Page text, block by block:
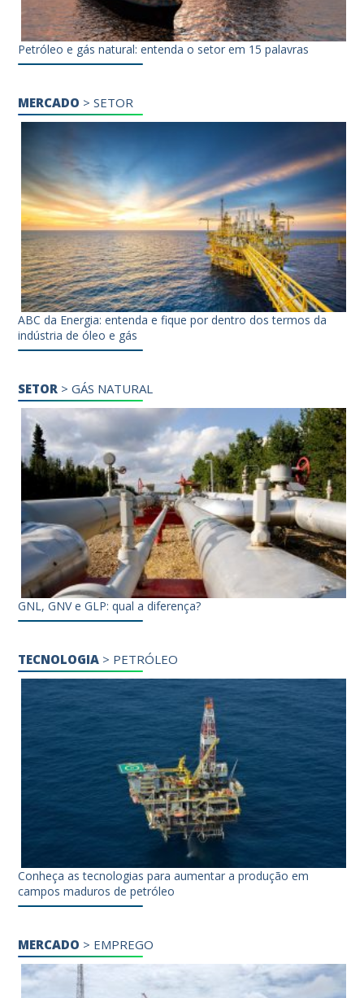
Petróleo e gás natural: entenda o setor em 15 palavras
MERCADO >SETOR
ABC da Energia: entenda e fique por dentro dos termos da
indústria de óleo e gás
SETOR >GÁS NATURAL
GNL, GNV e GLP: qual a diferença?
TECNOLOGIA > PETRÓLEO
Conheça as tecnologias para aumentar a produção em
campos maduros de petróleo
MERCADO > EMPREGO